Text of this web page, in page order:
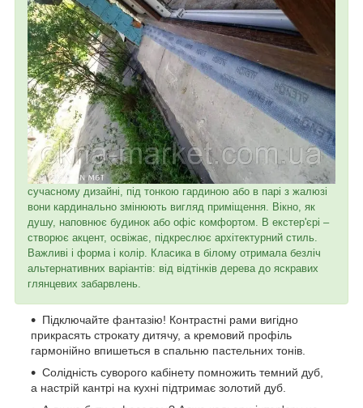
сучасному дизайні, під тонкою гардиною або в парі з жалюзі
вони кардинально змінюють вигляд приміщення. Вікно, як
душу, наповнює будинок або офіс комфортом. В екстер'єрі –
створює акцент, освіжає, підкреслює архітектурний стиль.
Важливі і форма і колір. Класика в білому отримала безліч
альтернативних варіантів: від відтінків дерева до яскравих
глянцевих забарвлень.
Підключайте фантазію! Контрастні рами вигідно
прикрасять строкату дитячу, а кремовий профіль
гармонійно впишеться в спальню пастельних тонів.
Солідність суворого кабінету помножить темний дуб,
а настрій кантрі на кухні підтримає золотий дуб.